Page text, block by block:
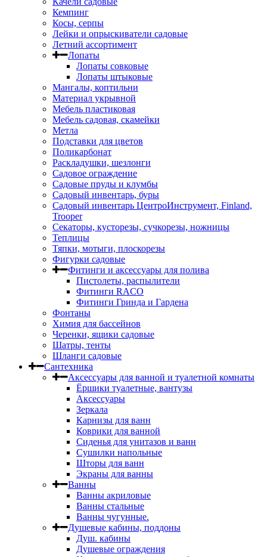
Кемпинг
Косы, серпы
Лейки и опрыскиватели садовые
Летний ассортимент
Лопаты
Лопаты совковые
Лопаты штыковые
Мангалы, коптильни
Материал укрывной
Мебель пластиковая
Мебель садовая, скамейки
Метла
Подставки для цветов
Поликарбонат
Раскладушки, шезлонги
Садовое ограждение
Садовые пруды и клумбы
Садовый инвентарь, буры
Садовый инвентарь ЦентроИнструмент, Finland,
Trooper
Секаторы, кусторезы, сучкорезы, ножницы
Теплицы
Тяпки, мотыги, плоскорезы
Фигурки садовые
Фитинги и аксессуары для полива
Пистолеты, распылители
Фитинги RACO
Фитинги Гринда и Гардена
Фонтаны
Химия для бассейнов
Черенки, ящики садовые
Шатры, тенты
Шланги садовые
Сантехника
Аксессуары для ванной и туалетной комнаты
Ёршики туалетные, вантузы
Аксессуары
Зеркала
Карнизы для ванн
Коврики для ванной
Сиденья для унитазов и ванн
Сушилки напольные
Шторы для ванн
Экраны для ванны
Ванны
Ванны акриловые
Ванны стальные
Ванны чугунные.
Душевые кабины, поддоны
Душ. кабины
Душевые ограждения